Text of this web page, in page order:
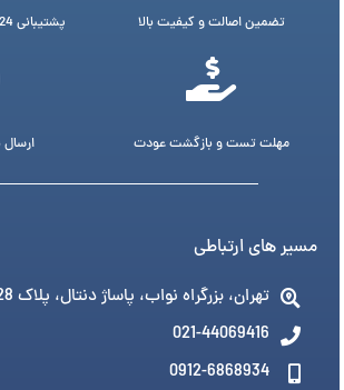
تضمین اصالت و کیفیت بالا پشتیبانی 24 ساعته در 7 روز هفته
مهلت تست و بازگشت عودت
مسیر های ارتباطی
تهران، بزرگراه نواب، پاساژ دنتال، پلاک 128
021-44069416
0912-6868934